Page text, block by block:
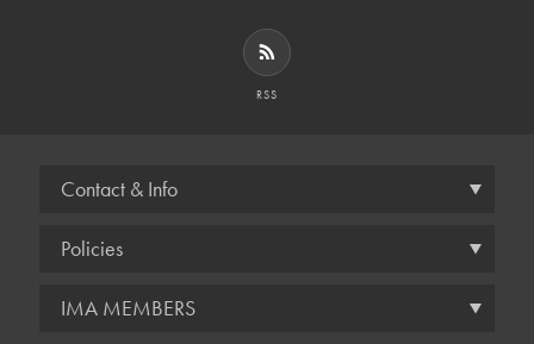
RSS
Contact & Info
Policies
IMA MEMBERS